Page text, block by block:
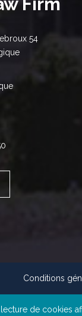
54
Conditions
de cookies